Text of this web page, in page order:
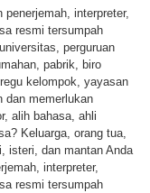
interpreter,
resmi tersumpah
perguruan
pabrik, biro
kelompok, yayasan
dan memerlukan
alih bahasa, ahli
Keluarga, orang tua,
isteri, dan mantan Anda
interpreter,
resmi tersumpah